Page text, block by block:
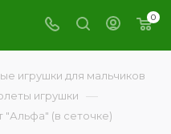
0
игрушки для мальчиков
игрушки —
(в сеточке)